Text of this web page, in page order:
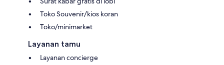
Toko Souvenir/kios koran
Toko/minimarket
Layanan tamu
Layanan concierge